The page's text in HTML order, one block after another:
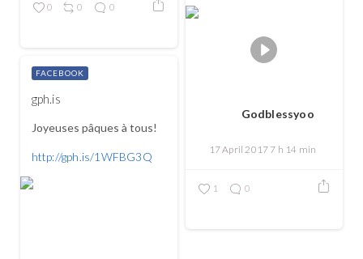
0 0 0
Godblessyoo
17 April 2017 7 h 14 min
1 0
gph.is
Joyeuses pâques à tous!
http://gph.is/1WFBG3Q
FACEBOOK